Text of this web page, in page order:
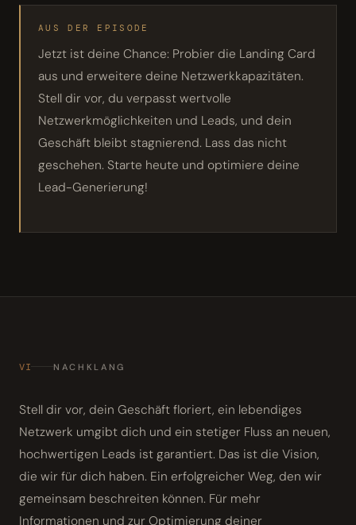
AUS DER EPISODE
Jetzt ist deine Chance: Probier die Landing Card
aus und erweitere deine Netzwerkkapazitäten.
Stell dir vor, du verpasst wertvolle
Netzwerkmöglichkeiten und Leads, und dein
Geschäft bleibt stagnierend. Lass das nicht
geschehen. Starte heute und optimiere deine
Lead-Generierung!
VI NACHKLANG
Stell dir vor, dein Geschäft floriert, ein lebendiges
Netzwerk umgibt dich und ein stetiger Fluss an neuen,
hochwertigen Leads ist garantiert. Das ist die Vision,
die wir für dich haben. Ein erfolgreicher Weg, den wir
gemeinsam beschreiten können. Für mehr
Informationen und zur Optimierung deiner